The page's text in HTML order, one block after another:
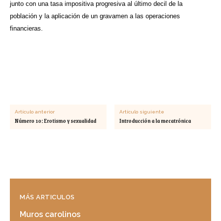
junto con una tasa impositiva progresiva al último decil de la
población y la aplicación de un gravamen a las operaciones
financieras.
Artículo anterior
Número 10: Erotismo y sexualidad
Artículo siguiente
Introducción a la mecatrónica
MÁS ARTICULOS
Muros carolinos